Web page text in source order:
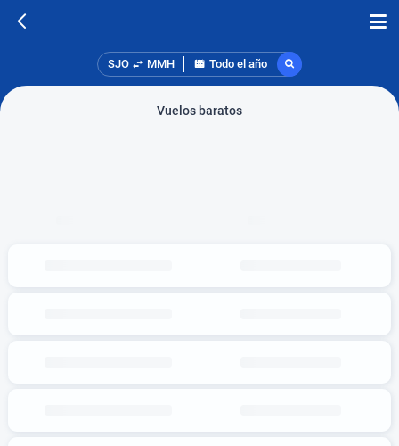
SJO MMH Todo el año
Vuelos baratos